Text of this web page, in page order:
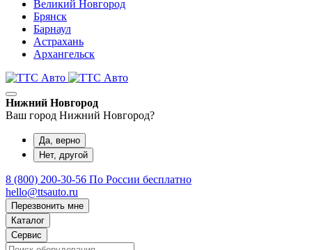
Великий Новгород
Брянск
Барнаул
Астрахань
Архангельск
Нижний Новгород
Ваш город Нижний Новгород?
Да, верно
Нет, другой
8 (800) 200-30-56 По России бесплатно
hello@ttsauto.ru
Перезвонить мне
Каталог
Сервис